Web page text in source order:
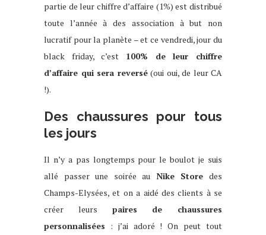
partie de leur chiffre d’affaire (1%) est distribué
toute l’année à des association à but non
lucratif pour la planète – et ce vendredi, jour du
black friday, c’est 100% de leur chiffre
d’affaire qui sera reversé(oui oui, de leur CA
!).
Des chaussures pour tous
les jours
Il n’y a pas longtemps pour le boulot je suis
allé passer une soirée au Nike Store des
Champs-Elysées, et on a aidé des clients à se
créer leurs paires de chaussures
personnalisées : j’ai adoré ! On peut tout